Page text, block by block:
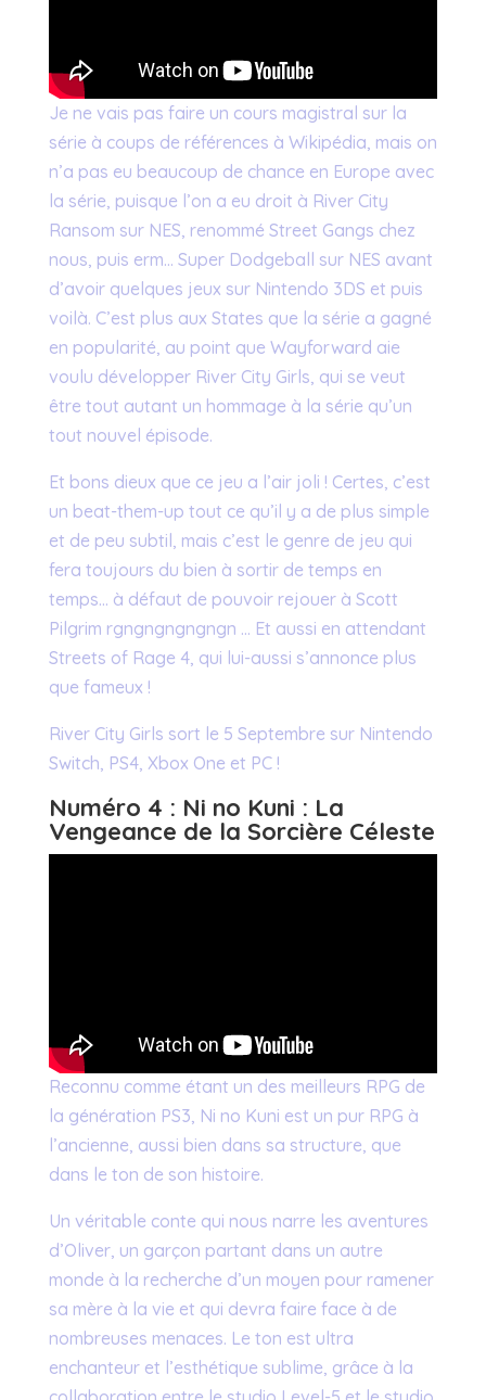
Je ne vais pas faire un cours magistral sur la
série à coups de références à Wikipédia, mais on
n’a pas eu beaucoup de chance en Europe avec
la série, puisque l’on a eu droit à River City
Ransom sur NES, renommé Street Gangs chez
nous, puis erm… Super Dodgeball sur NES avant
d’avoir quelques jeux sur Nintendo 3DS et puis
voilà. C’est plus aux States que la série a gagné
en popularité, au point que Wayforward aie
voulu développer River City Girls, qui se veut
être tout autant un hommage à la série qu’un
tout nouvel épisode.
Et bons dieux que ce jeu a l’air joli ! Certes, c’est
un beat-them-up tout ce qu’il y a de plus simple
et de peu subtil, mais c’est le genre de jeu qui
fera toujours du bien à sortir de temps en
temps… à défaut de pouvoir rejouer à Scott
Pilgrim rgngngngngngn … Et aussi en attendant
Streets of Rage 4, qui lui-aussi s’annonce plus
que fameux !
River City Girls sort le 5 Septembre sur Nintendo
Switch, PS4, Xbox One et PC !
Numéro 4 : Ni no Kuni : La
Vengeance de la Sorcière Céleste
Reconnu comme étant un des meilleurs RPG de
la génération PS3, Ni no Kuni est un pur RPG à
l’ancienne, aussi bien dans sa structure, que
dans le ton de son histoire.
Un véritable conte qui nous narre les aventures
d’Oliver, un garçon partant dans un autre
monde à la recherche d’un moyen pour ramener
sa mère à la vie et qui devra faire face à de
nombreuses menaces. Le ton est ultra
enchanteur et l’esthétique sublime, grâce à la